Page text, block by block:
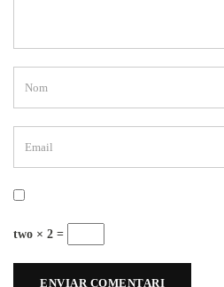
two × 2 =